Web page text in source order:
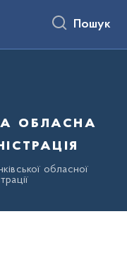
Пошук
обласна
обласної